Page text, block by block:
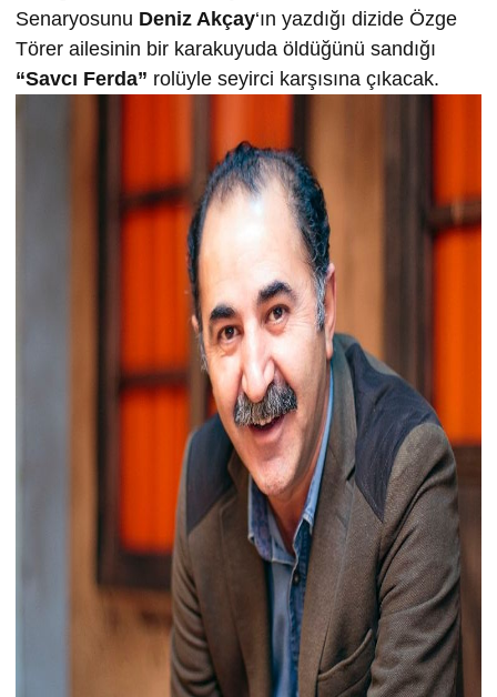
Senaryosunu Deniz Akçay‘ın yazdığı dizide Özge
Törer ailesinin bir karakuyuda öldüğünü sandığı
“Savcı Ferda” rolüyle seyirci karşısına çıkacak.